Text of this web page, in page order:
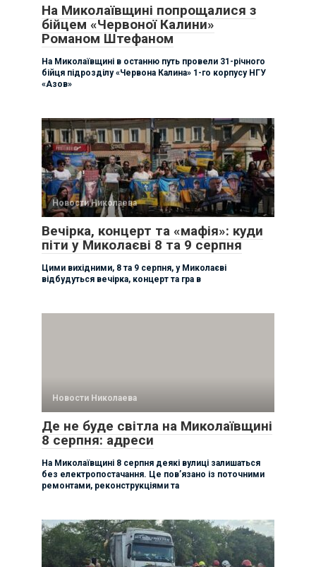
На Миколаївщині попрощалися з
бійцем «Червоної Калини»
Романом Штефаном
На Миколаївщині в останню путь провели 31-річного
бійця підрозділу «Червона Калина» 1-го корпусу НГУ
«Азов»
Новости Николаева
Вечірка, концерт та «мафія»: куди
піти у Миколаєві 8 та 9 серпня
Цими вихідними, 8 та 9 серпня, у Миколаєві
відбудуться вечірка, концерт та гра в
Новости Николаева
Де не буде світла на Миколаївщині
8 серпня: адреси
На Миколаївщині 8 серпня деякі вулиці залишаться
без електропостачання. Це пов’язано із поточними
ремонтами, реконструкціями та